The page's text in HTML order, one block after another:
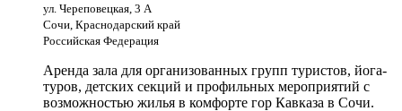
ул. Череповецкая, 3 А
Сочи, Краснодарский край
Российская Федерация
Аренда зала для организованных групп туристов, йога-
туров, детских секций и профильных мероприятий с
возможностью жилья в комфорте гор Кавказа в Сочи.